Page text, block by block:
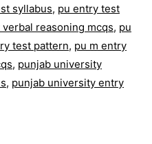
syllabus, pu entry test
reasoning mcqs, pu
test pattern, pu m entry
, punjab university
, punjab university entry